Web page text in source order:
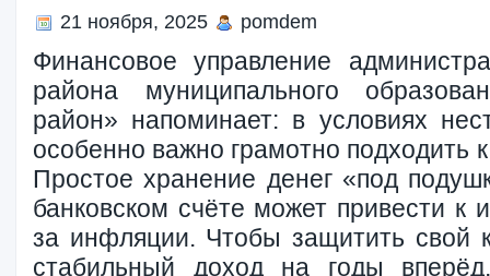
21 ноября, 2025 pomdem
Финансовое управление
района муниципального
район» напоминает: в условиях
особенно важно грамотно подходить
Простое хранение денег «под
банковском счёте может привести к
за инфляции. Чтобы защитить свой
стабильный доход на годы